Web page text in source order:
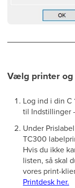
Vælg printer og
Log ind i din C
til Indstillinger
Under
TC300
Hvis du ikke
listen, så skal
vores print-
Printdesk her.